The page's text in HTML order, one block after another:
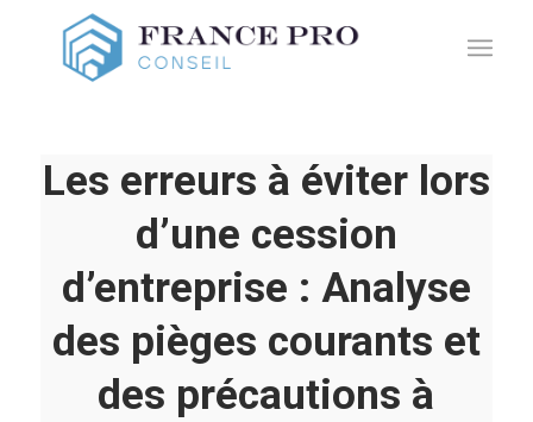
Les erreurs à éviter lors
d’une cession
d’entreprise : Analyse
des pièges courants et
des précautions à